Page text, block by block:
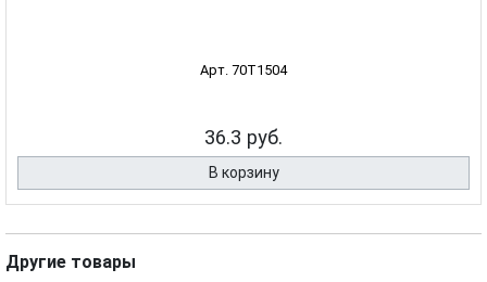
Арт. 70T1504
36.3 руб.
В корзину
Другие товары